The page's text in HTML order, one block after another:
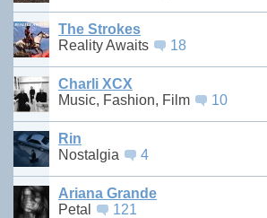
The Strokes
Reality Awaits
18
Charli XCX
Music, Fashion, Film
10
Rin
Nostalgia
4
Ariana Grande
Petal
121